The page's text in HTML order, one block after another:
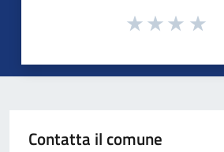
Contatta il comune